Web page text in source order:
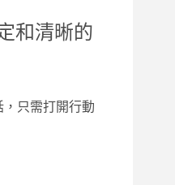
和清晰的
只需打開行動